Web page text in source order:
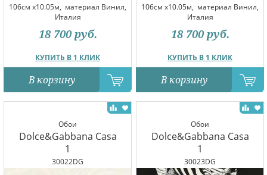
106см x10.05м, материал Винил,
Италия
КУПИТЬ В 1 КЛИК
18 700 руб.
В корзину
106см x10.05м, материал Винил,
Италия
КУПИТЬ В 1 КЛИК
18 700 руб.
В корзину
Обои
Dolce&Gabbana Casa
1
30022DG
Обои
Dolce&Gabbana Casa
1
30023DG